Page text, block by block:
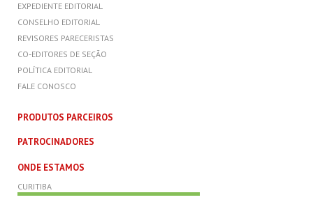
EXPEDIENTE EDITORIAL
CONSELHO EDITORIAL
REVISORES PARECERISTAS
CO-EDITORES DE SEÇÃO
POLÍTICA EDITORIAL
FALE CONOSCO
PRODUTOS PARCEIROS
PATROCINADORES
ONDE ESTAMOS
CURITIBA